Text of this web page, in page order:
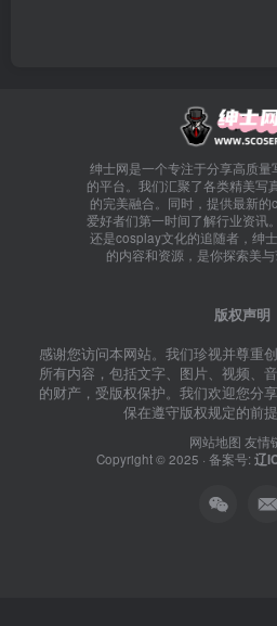
绅士网是一个专注于分享高质
的平台。我们汇聚了各类精美写
的完美融合。同时，提供最新
爱好者们第一时间了解行业资讯
还是cosplay文化的追随者，绅
的内容和资源，是你探索美与
版权声明
感谢您访问本网站。我们珍视并尊重
所有内容，包括文字、图片、视频、
的财产，受版权保护。我们欢迎您分
保在遵守版权规定的前提
网站地图 友情
Copyright © 2025 · 备案号: 辽